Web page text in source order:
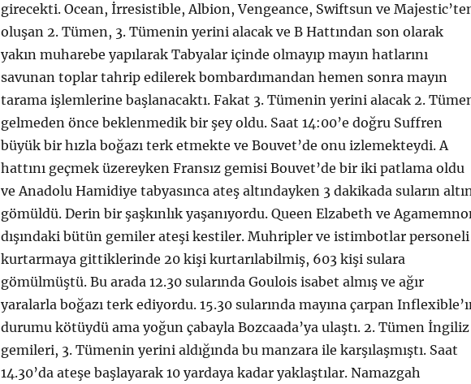
girecekti. Ocean, İrresistible, Albion, Vengeance, Swiftsun ve
oluşan 2. Tümen, 3. Tümenin yerini alacak ve B Hattından son olarak
yakın muharebe yapılarak Tabyalar içinde olmayıp mayın hatlarını
savunan toplar tahrip edilerek bombardımandan hemen sonra mayın
tarama işlemlerine başlanacaktı. Fakat 3. Tümenin yerini alacak 2.
gelmeden önce beklenmedik bir şey oldu. Saat 14:00’e doğru Suffren
büyük bir hızla boğazı terk etmekte ve Bouvet’de onu izlemekteydi. A
hattını geçmek üzereyken Fransız gemisi Bouvet’de bir iki patlama oldu
ve Anadolu Hamidiye tabyasınca ateş altındayken 3 dakikada suların
gömüldü. Derin bir şaşkınlık yaşanıyordu. Queen Elzabeth ve
dışındaki bütün gemiler ateşi kestiler. Muhripler ve istimbotlar personeli
kurtarmaya gittiklerinde 20 kişi kurtarılabilmiş, 603 kişi sulara
gömülmüştü. Bu arada 12.30 sularında Goulois isabet almış ve ağır
yaralarla boğazı terk ediyordu. 15.30 sularında mayına çarpan
durumu kötüydü ama yoğun çabayla Bozcaada’ya ulaştı. 2. Tümen İngiliz
gemileri, 3. Tümenin yerini aldığında bu manzara ile karşılaşmıştı. Saat
14.30’da ateşe başlayarak 10 yardaya kadar yaklaştılar. Namazgah